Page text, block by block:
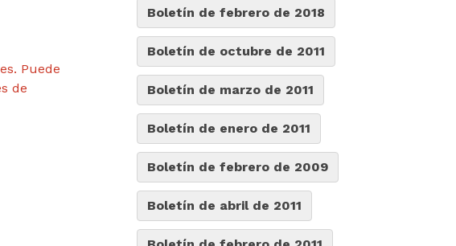
Puede
de
Boletín de febrero de 2018
Boletín de octubre de 2011
Boletín de marzo de 2011
Boletín de enero de 2011
Boletín de febrero de 2009
Boletín de abril de 2011